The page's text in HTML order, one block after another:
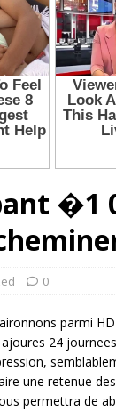
�1
0
parmi
24
une retenue
permettra de